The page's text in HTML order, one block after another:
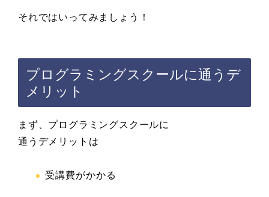
それではいってみましょう！
プログラミングスクールに通うデ
メリット
まず、プログラミングスクールに
通うデメリットは
受講費がかかる